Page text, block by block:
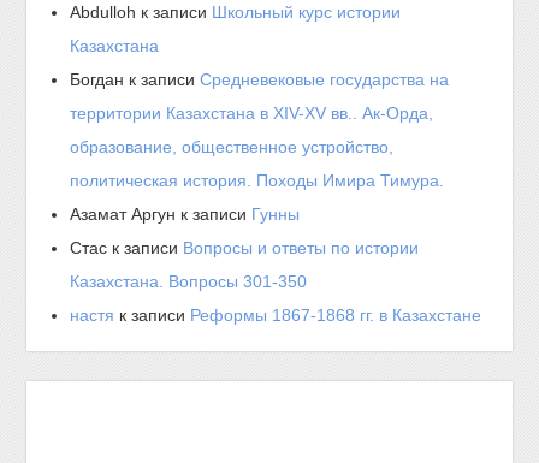
Abdulloh к записи Школьный курс истории
Казахстана
Богдан к записиСредневековые государства на
территории Казахстана в XIV-XV вв.. Ак-Орда,
образование, общественное устройство,
политическая история. Походы Имира Тимура.
Азамат Аргун к записи Гунны
Стас к записи Вопросы и ответы по истории
Казахстана. Вопросы 301-350
настя к записи Реформы 1867-1868 гг. в Казахстане